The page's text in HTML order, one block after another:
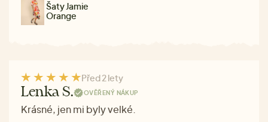
Šaty Jamie
Orange
Před 2 lety
Lenka S. OVĚŘENÝ NÁKUP
Krásné, jen mi byly velké.